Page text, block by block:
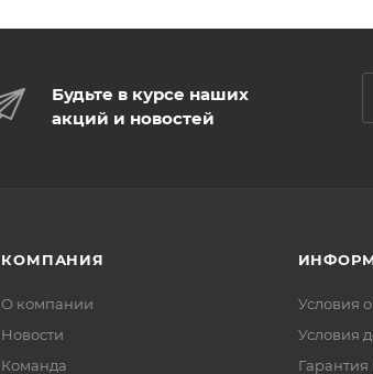
Будьте в курсе наших
акций и новостей
КОМПАНИЯ
О компании
Новости
Команда
Условия
Условия
Гарантия